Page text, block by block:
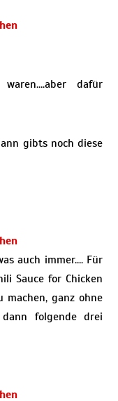
dafür
gibts noch diese
auch immer…. Für
Sauce for Chicken
ganz ohne
folgende drei